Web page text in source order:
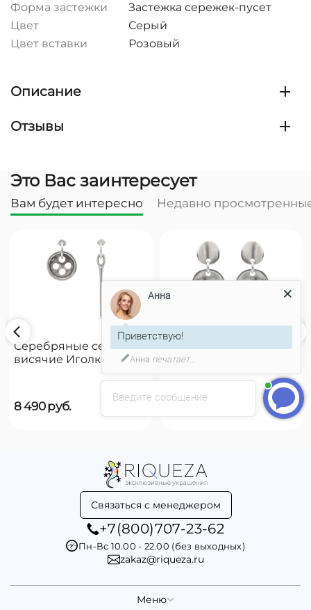
Форма застежки
Застежка сережек-пусет
Цвет
Серый
Цвет вставки
Розовый
Описание
Отзывы
Это Вас заинтересует
Вам будет интересно Недавно
Серебряные серьги
висячие Иголка с
пуговицей UNOde50
Needle and button
8 490руб.
Серебряные серьги
висячие Чешуйки
UNOde50 Scales
8 490
Связаться с менеджером
+7(800)707-23-62
Пн-Вс 10.00 - 22.00 (без выходных)
zakaz@riqueza.ru
Меню
Введите сообщение
Анна
Приветствую!
Анна печатает...